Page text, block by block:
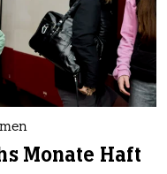
Monate Haft